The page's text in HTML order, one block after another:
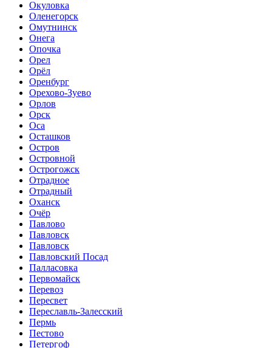
Окуловка
Оленегорск
Омутнинск
Онега
Опочка
Орел
Орёл
Оренбург
Орехово-Зуево
Орлов
Орск
Оса
Осташков
Остров
Островной
Острогожск
Отрадное
Отрадный
Оханск
Очёр
Павлово
Павловск
Павловск
Павловский Посад
Палласовка
Первомайск
Перевоз
Пересвет
Переславль-Залесский
Пермь
Пестово
Петергоф